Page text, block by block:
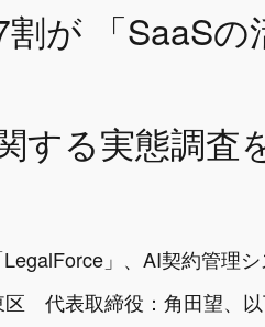
が 「SaaS
する実態調査
」、AI契約管理
代表取締役：角田望、